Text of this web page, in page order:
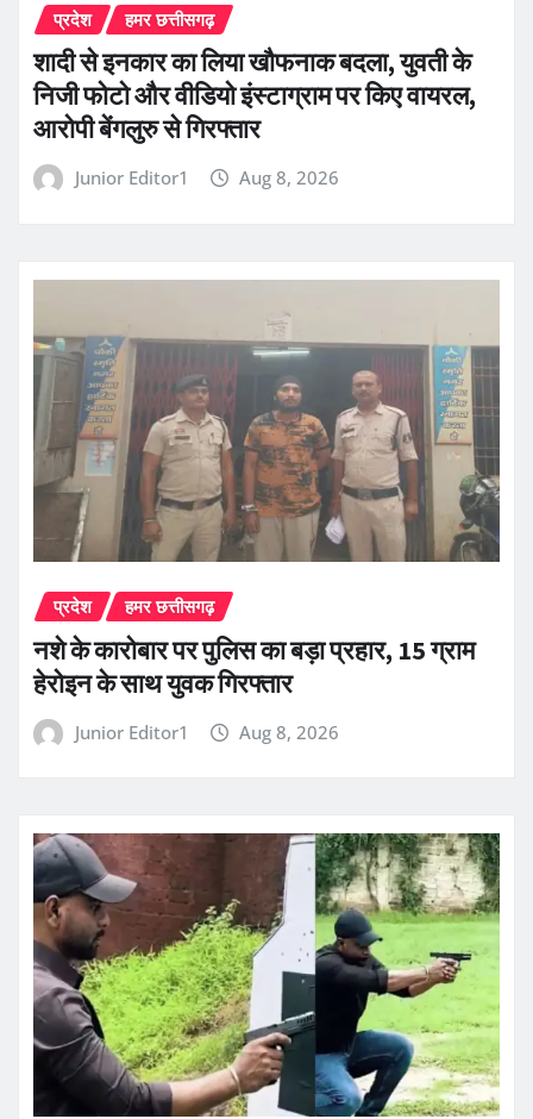
प्रदेश हमर छत्तीसगढ़
शादी से इनकार का लिया खौफनाक बदला, युवती के
निजी फोटो और वीडियो इंस्टाग्राम पर किए वायरल,
आरोपी बेंगलुरु से गिरफ्तार
Junior Editor1 Aug 8, 2026
प्रदेश हमर छत्तीसगढ़
नशे के कारोबार पर पुलिस का बड़ा प्रहार, 15 ग्राम
हेरोइन के साथ युवक गिरफ्तार
Junior Editor1 Aug 8, 2026